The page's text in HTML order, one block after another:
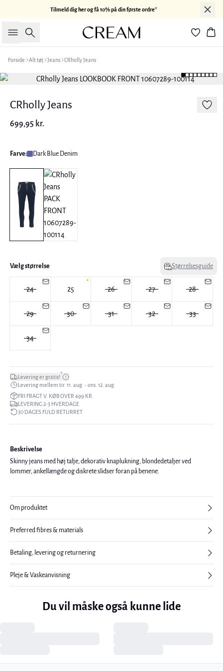
Tilmeld dig her og få 10% på din første ordre*
Søg
Forside Alt tøj Jeans CRholly Jeans
CRholly Jeans
699,95 kr.
Farve: Dark Blue Denim
Vælg størrelse Størrelsesguide
24 25 26 27 28
29 30 31 32 33
34
Levering er gratis!*
Levering mellem tir. 11. aug. - ons. 12. aug.
FRI FRAGT V. KØB OVER 499 KR.
LEVERING 2-3 HVERDAGE
30 DAGES FULD RETURRET
Beskrivelse
Skinny jeans med høj talje, dekorativ knaplukning, blondedetaljer ved
lommer, ankellængde og diskrete slidser foran på benene.
Om produktet
Preferred fibres & materials
Betaling, levering og returnering
Pleje & Vaskeanvisning
Du vil måske også kunne lide